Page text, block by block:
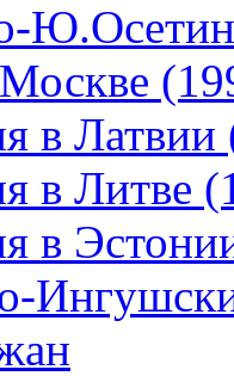
в Латвии
в Литве
в